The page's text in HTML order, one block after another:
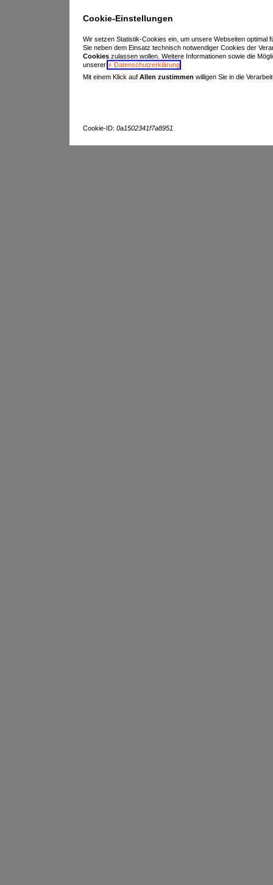
Cookie-Einstellungen
Wir setzen Statistik-Cookies ein, um unsere Webseiten
Sie neben dem Einsatz technisch notwendiger Cookies der
Cookieszulassen wollen. Weitere Informationen sowie die
unserer
Datenschutzerklärung.
Mit einem Klick auf Allen zustimmen willigen Sie in die
Cookie-ID: 0a1502341f7a8951